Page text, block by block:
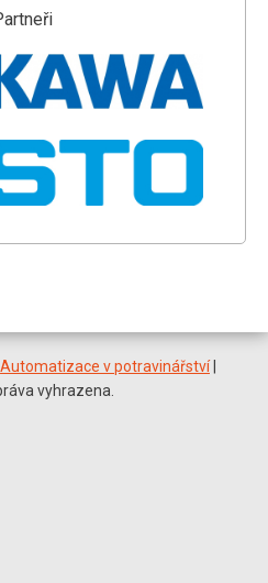
Automatizace v potravinářství|
vyhrazena.